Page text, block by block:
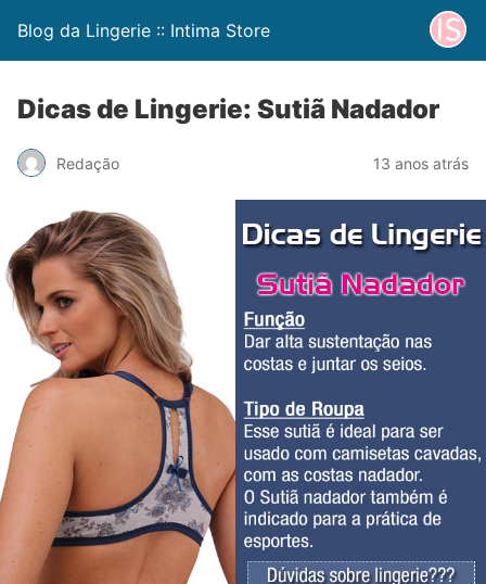
Blog da Lingerie :: Intima Store
Dicas de Lingerie: Sutiã Nadador
Redação 13 anos atrás